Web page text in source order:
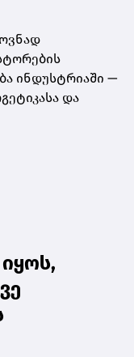
ინდუსტრიაში —
და